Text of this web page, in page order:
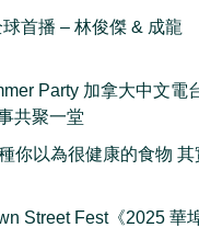
球首播 – 林俊傑 & 成龍
Party 加拿大中文電
共聚一堂
你以為很健康的食物 其
Street Fest《2025 華